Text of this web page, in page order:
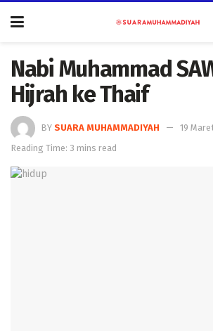
Nabi Muhammad
Hijrah ke Thaif
BY SUARA MUHAMMADIYAH
19
Reading Time: 3 mins read